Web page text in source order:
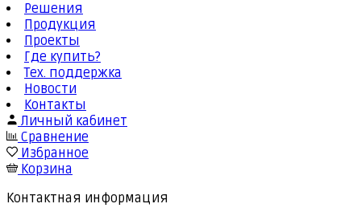
Решения
Продукция
Проекты
Где купить?
Тех. поддержка
Новости
Контакты
Личный кабинет
Сравнение
Избранное
Корзина
Контактная информация